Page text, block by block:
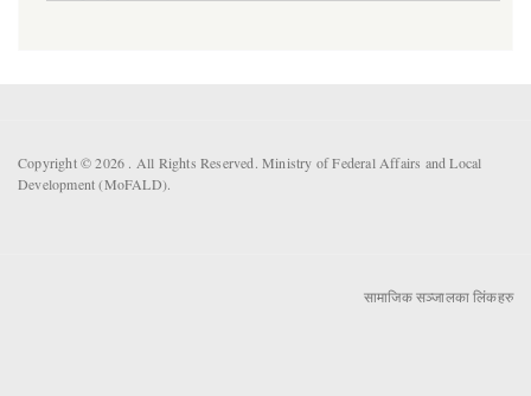
Copyright © 2026 . All Rights Reserved. Ministry of Federal Affairs and Local
Development (MoFALD).
सामाजिक सञ्जालका लिंकहरु